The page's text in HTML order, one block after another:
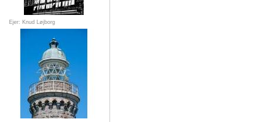
Ejer: Knud Løjborg